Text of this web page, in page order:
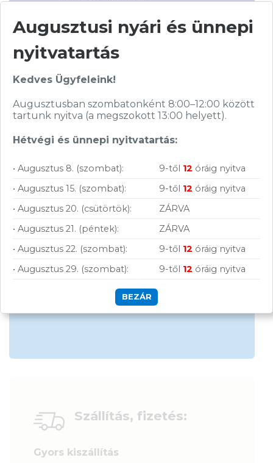
FELIRATKOZOM
Vásárolj nálunk!
Nagy raktárkészlet
Garanciavállalás
Hűségprogram
Szolgáltatásaink vállalkozásoknak
Szállítás, fizetés:
Gyors kiszállítás
Augusztusi nyári és ünnepi
nyitvatartás
Kedves Ügyfeleink!
Augusztusban szombatonként 8:00–12:00 között
tartunk nyitva (a megszokott 13:00 helyett).
Hétvégi és ünnepi nyitvatartás:
• Augusztus 8. (szombat): 9-től 12 óráig nyitva
• Augusztus 15. (szombat):
9-től 12 óráig nyitva
• Augusztus 20. (csütörtök):
ZÁRVA
• Augusztus 21. (péntek):
ZÁRVA
• Augusztus 22. (szombat):
9-től 12 óráig nyitva
• Augusztus 29. (szombat):
9-től 12 óráig nyitva
BEZÁR